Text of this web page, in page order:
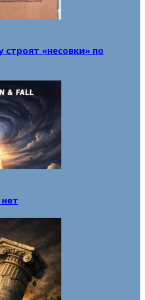
строят «несовки» по